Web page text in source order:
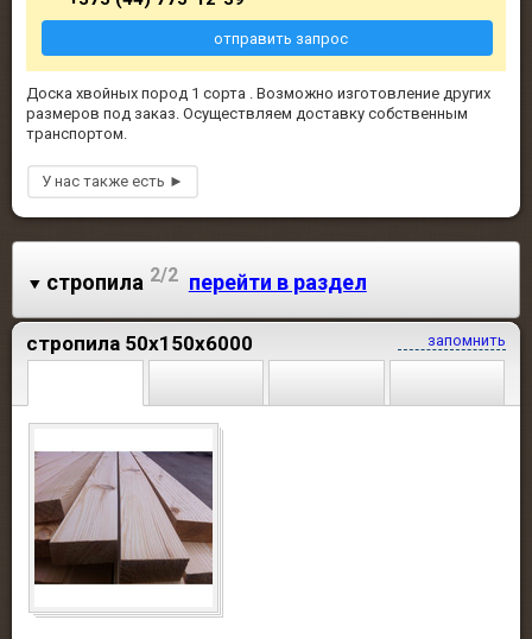
Доска хвойных пород 1 сорта . Возможно изготовление других
размеров под заказ. Осуществляем доставку собственным
транспортом.
отправить запрос
стропила 2/2 перейти в раздел
запомнить
стропила 50х150х6000